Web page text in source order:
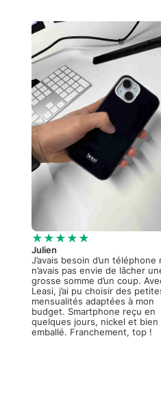
★★★★★
Julien
J’avais besoin d’un téléphone
n’avais pas envie de lâcher
grosse somme d’un coup.
Leasi, j’ai pu choisir des
mensualités adaptées à mon
budget. Smartphone reçu en
quelques jours, nickel et bien
emballé. Franchement, top !